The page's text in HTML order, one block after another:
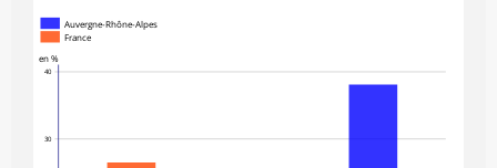
30
40
en %
Auvergne-Rhône-Alpes
France